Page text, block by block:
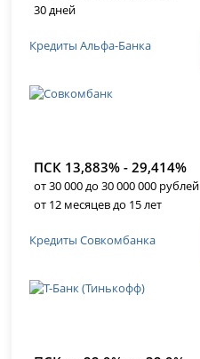
30 дней
Кредиты Альфа-Банка
ПСК 13,883% - 29,414%
от 30 000 до 30 000 000 рублей
от 12 месяцев до 15 лет
Кредиты Совкомбанка